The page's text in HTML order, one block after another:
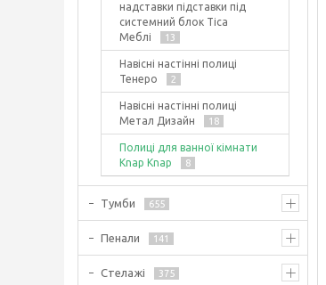
надставки підставки під
системний блок Тіса
Меблі
13
Навісні настінні полиці
Тенеро
2
Навісні настінні полиці
Метал Дизайн
18
Полиці для ванної кімнати
Knap Knap
8
Тумби 655
Пенали 141
Стелажі 375